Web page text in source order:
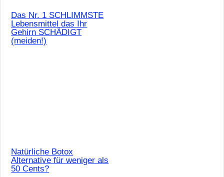
Das Nr. 1 SCHLIMMSTE
Lebensmittel das Ihr
Gehirn SCHÄDIGT
(meiden!)
Natürliche Botox
Alternative für weniger als
50 Cents?